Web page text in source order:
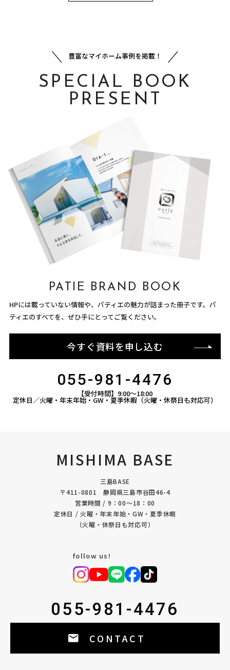
豊富なマイホーム事例を掲載！
SPECIAL BOOK
PRESENT
PATIE BRAND BOOK
HPには載っていない情報や、パティエの魅力が詰まった冊子です。パ
ティエのすべてを、ぜひ手にとってご覧ください。
今すぐ資料を申し込む
055-981-4476
【受付時間】9:00〜18:00
定休日／火曜・年末年始・GW・夏季休暇（火曜・休祭日も対応可）
MISHIMA BASE
三島BASE
〒411-0801 静岡県三島市谷田46-4
営業時間 / 9：00〜18：00
定休日 / 火曜・年末年始・GW・夏季休暇
（火曜・休祭日も対応可）
follow us!
055-981-4476
CONTACT